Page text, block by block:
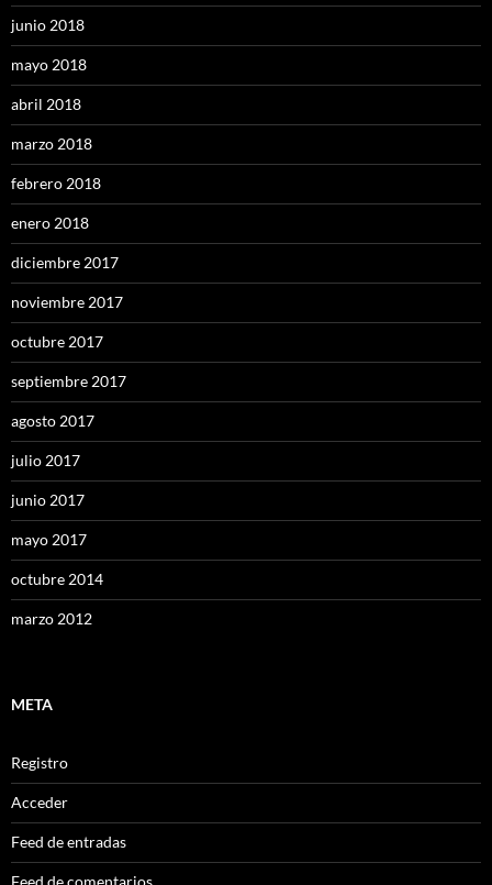
junio 2018
mayo 2018
abril 2018
marzo 2018
febrero 2018
enero 2018
diciembre 2017
noviembre 2017
octubre 2017
septiembre 2017
agosto 2017
julio 2017
junio 2017
mayo 2017
octubre 2014
marzo 2012
META
Registro
Acceder
Feed de entradas
Feed de comentarios